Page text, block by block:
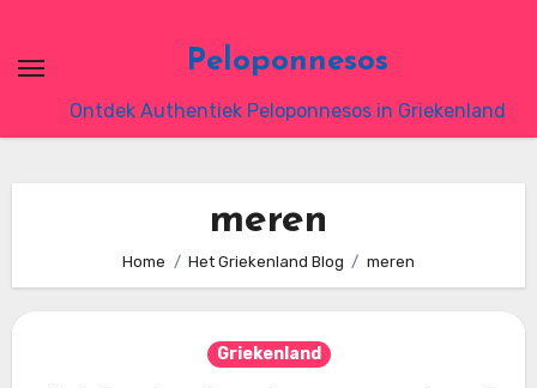
de
Peloponnesos
Ontdek Authentiek Peloponnesos in Griekenland
meren
Home Het Griekenland Blog meren
Griekenland